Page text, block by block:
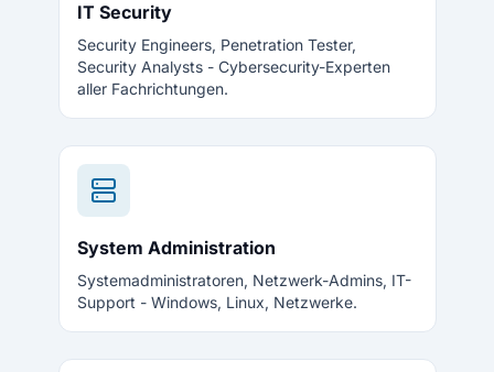
IT Security
Security Engineers, Penetration Tester,
Security Analysts - Cybersecurity-Experten
aller Fachrichtungen.
System Administration
Systemadministratoren, Netzwerk-Admins, IT-
Support - Windows, Linux, Netzwerke.